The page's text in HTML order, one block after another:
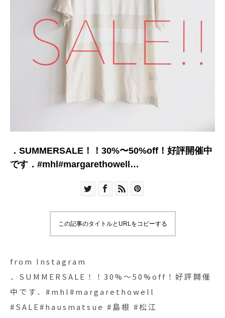
．SUMMERSALE！！30%〜50%off！好評開催中
です︎．#mhl#margarethowell
この記事のタイトルとURLをコピーする
from Instagram
．SUMMERSALE！！30%〜50%off！好評開催
中です︎．#mhl#margarethowell
#SALE#hausmatsue #島根 #松江